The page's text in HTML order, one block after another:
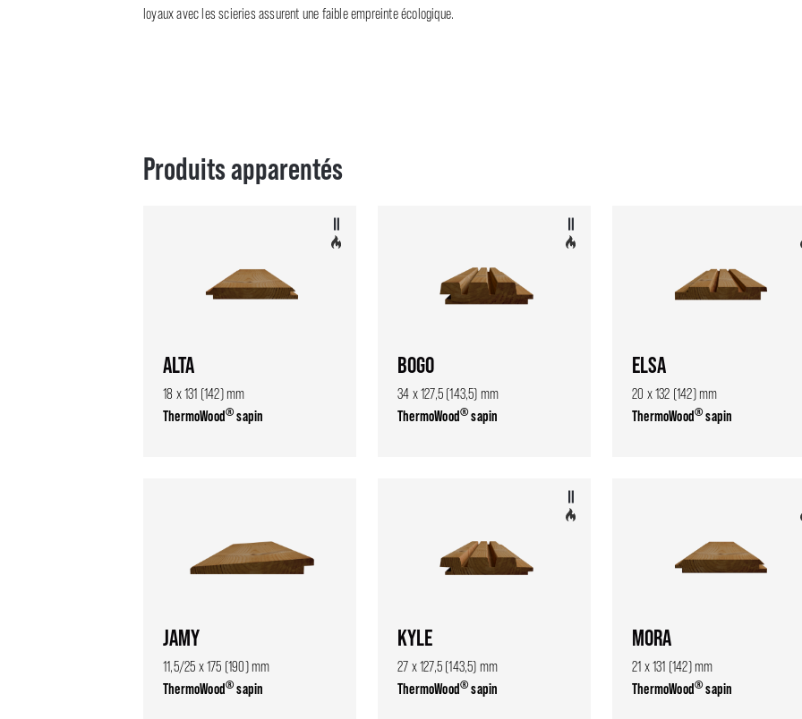
loyaux avec les scieries assurent une faible empreinte écologique.
Produits apparentés
ALTA
18 x 131 (142) mm
ThermoWood®sapin
BOGO
34 x 127,5 (143,5) mm
ThermoWood®sapin
ELSA
20 x 132 (142) mm
ThermoWood®sapin
JAMY
11,5/25 x 175 (190) mm
ThermoWood®sapin
KYLE
27 x 127,5 (143,5) mm
ThermoWood®sapin
MORA
21 x 131 (142) mm
ThermoWood®sapin